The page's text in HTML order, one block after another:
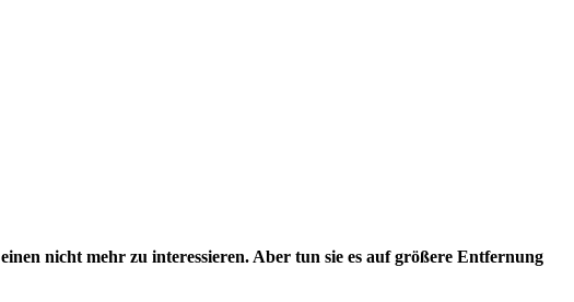
nicht mehr zu interessieren. Aber tun sie es auf größere Entfernung